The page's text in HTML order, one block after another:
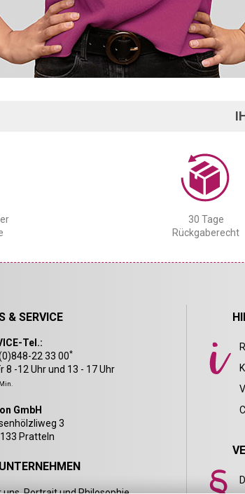
30 Tage
Rückgaberecht
& SERVICE
Tel.:
22 33 00*
8 -12 Uhr und 13 - 17 Uhr
GmbH
3
Pratteln